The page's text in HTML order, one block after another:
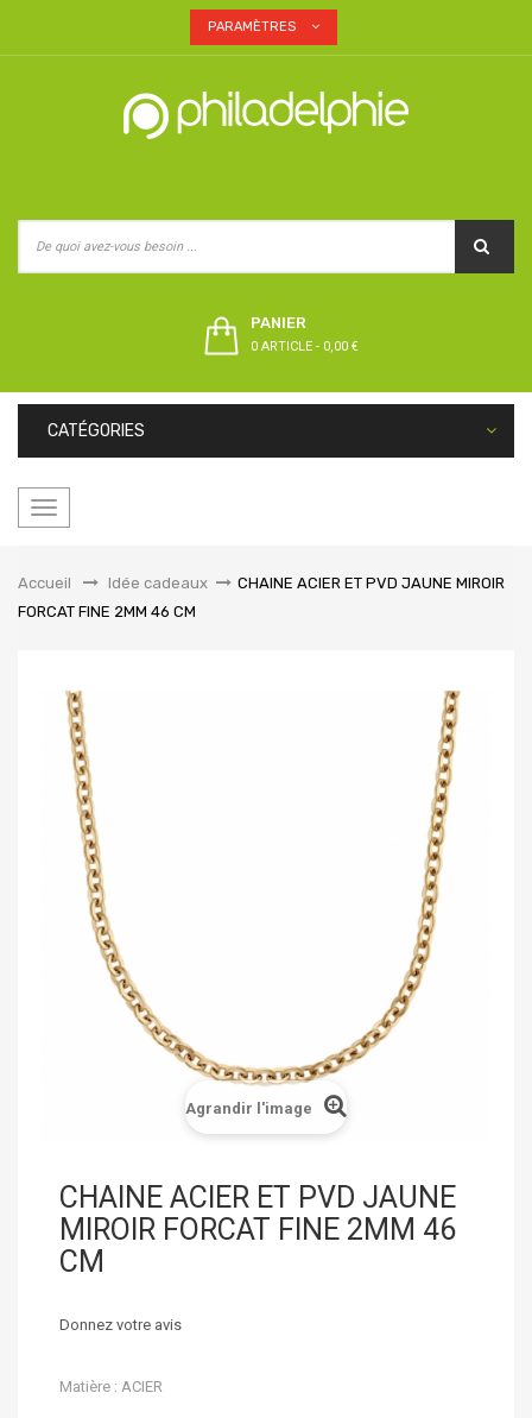
PARAMÈTRES
PANIER
0 ARTICLE - 0,00 €
CATÉGORIES
Basculer
Accueil
&gt;Idée cadeaux >
CHAINE ACIER ET PVD JAUNE MIROIR
FORCAT FINE 2MM 46 CM
Agrandir l'image
CHAINE ACIER ET PVD JAUNE
MIROIR FORCAT FINE 2MM 46
CM
Donnez votre avis
Matière : ACIER